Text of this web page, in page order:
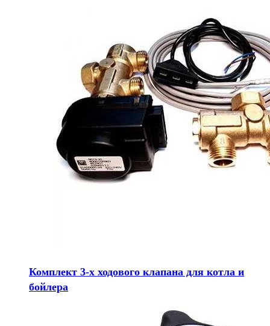
Комплект 3-х ходового клапана для котла и
бойлера